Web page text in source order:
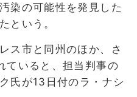
染の可能性を発見した
という。
ス市と同州のほか、さ
ていると、担当判事の
氏が13日付のラ・ナシ